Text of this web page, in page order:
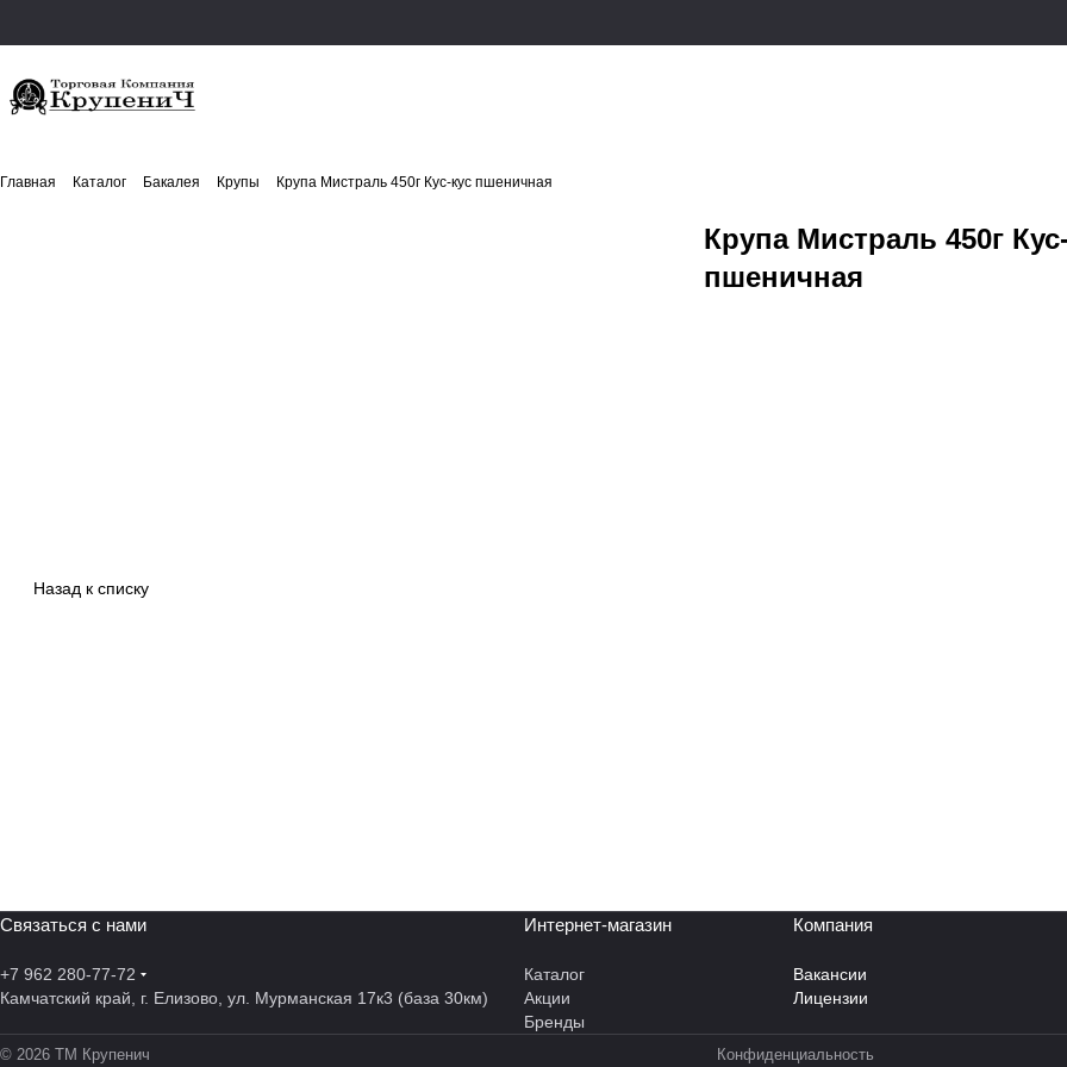
Главная Каталог Бакалея Крупы Крупа Мистраль 450г Кус-кус пшеничная
Крупа Мистраль 450г
пшеничная
Назад к списку
Связаться с нами
+7 962 280-77-72
Камчатский край, г. Елизово, ул. Мурманская 17к3 (база 30км)
Интернет-магазин
Каталог
Акции
Бренды
Компания
Вакансии
Лицензии
© 2026 ТМ Крупенич Конфиденциальность